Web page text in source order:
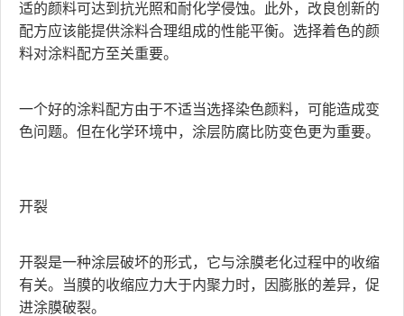
适的颜料可达到抗光照和耐化学侵蚀。此外，改良创新的
配方应该能提供涂料合理组成的性能平衡。选择着色的颜
料对涂料配方至关重要。
一个好的涂料配方由于不适当选择染色颜料，可能造成变
色问题。但在化学环境中，涂层防腐比防变色更为重要。
开裂
开裂是一种涂层破坏的形式，它与涂膜老化过程中的收缩
有关。当膜的收缩应力大于内聚力时，因膨胀的差异，促
进涂膜破裂。